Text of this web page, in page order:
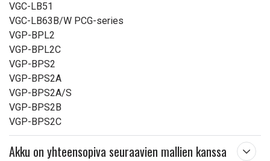
VGC-LB51
VGC-LB63B/W PCG-series
VGP-BPL2
VGP-BPL2C
VGP-BPS2
VGP-BPS2A
VGP-BPS2A/S
VGP-BPS2B
VGP-BPS2C
Akku on yhteensopiva seuraavien mallien kanssa